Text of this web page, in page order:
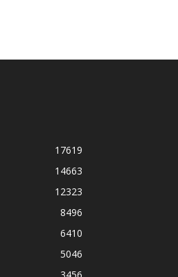
17619
14663
12323
8496
6410
5046